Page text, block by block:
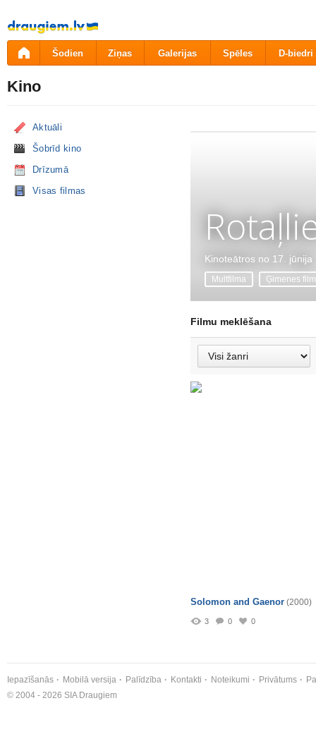
Pāriet
uz
saturu
Šodien Ziņas Galerijas Spēles D-biedri
Kino
Aktuāli
Šobrīd kino
Drīzumā
Visas filmas
Kinoteātros no 17. jūnija
Multfilma Ģimenes
Filmu meklēšana
Solomon and Gaenor (2000)
3 0 0
Iepazīšanās Mobilā versija Palīdzība Kontakti Noteikumi Privātums
© 2004 - 2026 SIA Draugiem